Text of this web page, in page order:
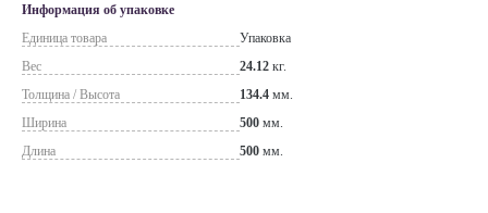
Информация об упаковке
Единица товара
Упаковка
Вес
24.12 кг.
Толщина / Высота
134.4 мм.
Ширина
500 мм.
Длина
500 мм.